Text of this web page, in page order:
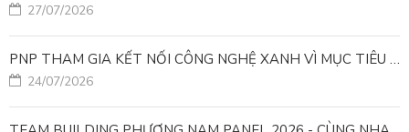
27/07/2026
PNP THAM GIA KẾT NỐI CÔNG NGHỆ XANH VÌ MỤC TIÊU PHÁT TRIỂN BỀN VỮNG
24/07/2026